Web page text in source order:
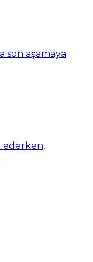
son aşamaya
ederken,